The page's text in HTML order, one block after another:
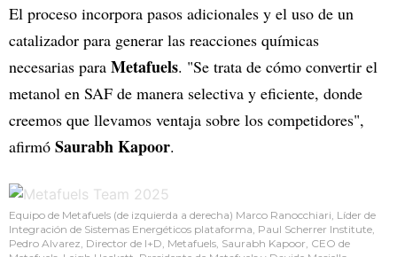
El proceso incorpora pasos adicionales y el uso de un
catalizador para generar las reacciones químicas
necesarias para Metafuels. "Se trata de cómo convertir el
metanol en SAF de manera selectiva y eficiente, donde
creemos que llevamos ventaja sobre los competidores",
afirmó Saurabh Kapoor.
Equipo de Metafuels (de izquierda a derecha) Marco Ranocchiari, Líder de
Integración de Sistemas Energéticos plataforma, Paul Scherrer Institute,
Pedro Alvarez, Director de I+D, Metafuels, Saurabh Kapoor, CEO de